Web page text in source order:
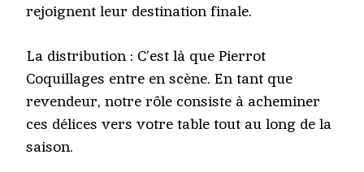
rejoignent leur destination finale.
La distribution : C’est là que Pierrot
Coquillages entre en scène. En tant que
revendeur, notre rôle consiste à acheminer
ces délices vers votre table tout au long de la
saison.